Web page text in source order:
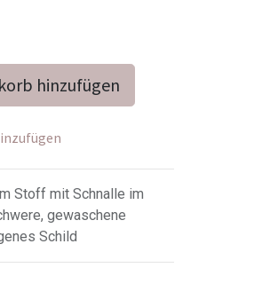
hinzufügen
Stoff mit Schnalle im
gewaschene
Schild